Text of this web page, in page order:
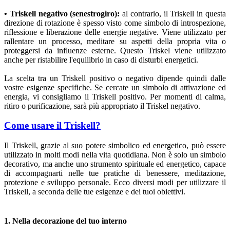
• Triskell negativo (senestrogiro): al contrario, il Triskell in questa
direzione di rotazione è spesso visto come simbolo di introspezione,
riflessione e liberazione delle energie negative. Viene utilizzato per
rallentare un processo, meditare su aspetti della propria vita o
proteggersi da influenze esterne. Questo Triskel viene utilizzato
anche per ristabilire l'equilibrio in caso di disturbi energetici.
La scelta tra un Triskell positivo o negativo dipende quindi dalle
vostre esigenze specifiche. Se cercate un simbolo di attivazione ed
energia, vi consigliamo il Triskell positivo. Per momenti di calma,
ritiro o purificazione, sarà più appropriato il Triskel negativo.
Come usare il Triskell?
Il Triskell, grazie al suo potere simbolico ed energetico, può essere
utilizzato in molti modi nella vita quotidiana. Non è solo un simbolo
decorativo, ma anche uno strumento spirituale ed energetico, capace
di accompagnarti nelle tue pratiche di benessere, meditazione,
protezione e sviluppo personale. Ecco diversi modi per utilizzare il
Triskell, a seconda delle tue esigenze e dei tuoi obiettivi.
1. Nella decorazione del tuo interno